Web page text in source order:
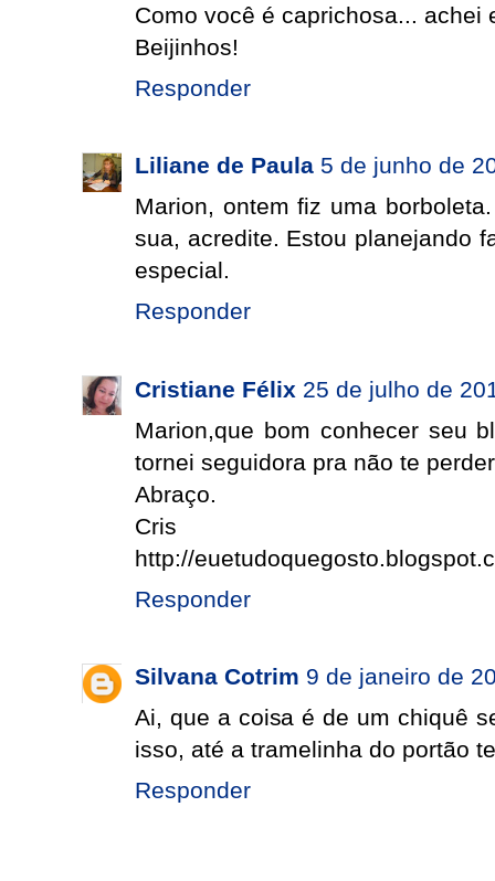
Como você é caprichosa... achei
Beijinhos!
Responder
Liliane de Paula 5 de junho de
Marion, ontem fiz uma
sua, acredite. Estou planejando
especial.
Responder
Cristiane Félix 25 de julho de
Marion,que bom conhecer seu
tornei seguidora pra não te
Abraço.
Cris
http://
Responder
Silvana Cotrim 9 de janeiro de
Ai, que a coisa é de um chiquê
isso, até a tramelinha do portão
Responder